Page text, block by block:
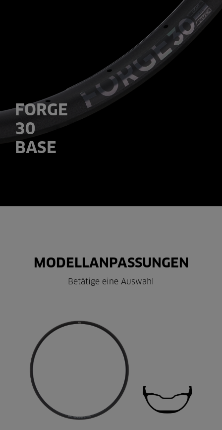
FORGE
30
BASE
MODELLANPASSUNGEN
Betätige eine Auswahl